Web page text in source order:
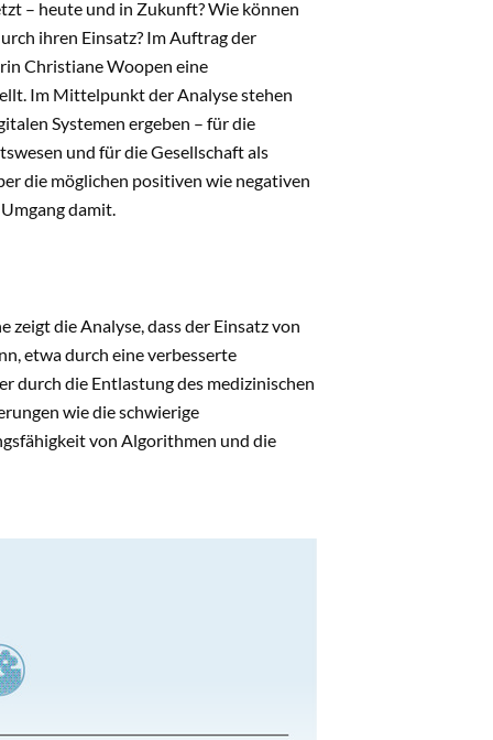
– heute und in Zukunft? Wie können
ihren Einsatz? Im Auftrag der
Christiane Woopen eine
Im Mittelpunkt der Analyse stehen
Systemen ergeben – für die
und für die Gesellschaft als
die möglichen positiven wie negativen
damit.
die Analyse, dass der Einsatz von
etwa durch eine verbesserte
durch die Entlastung des medizinischen
wie die schwierige
von Algorithmen und die